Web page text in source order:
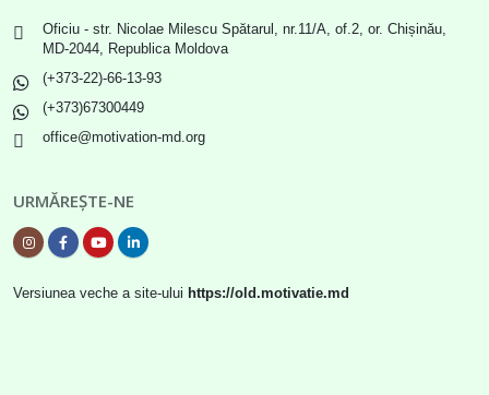
Oficiu - str. Nicolae Milescu Spătarul, nr.11/A, of.2, or. Chișinău,
MD-2044, Republica Moldova
(+373-22)-66-13-93
(+373)67300449
office@motivation-md.org
URMĂREȘTE-NE
Versiunea veche a site-ului https://old.motivatie.md